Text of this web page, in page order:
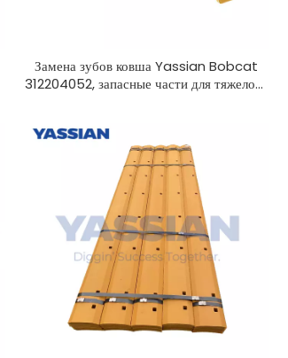
Замена зубов ковша Yassian Bobcat
312204052, запасные части для тяжелого